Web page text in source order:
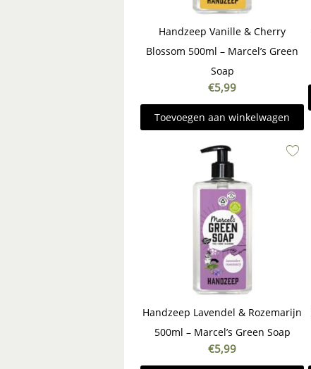
Handzeep Vanille & Cherry
Blossom 500ml – Marcel’s Green
Soap
€5,99
Toevoegen aan winkelwagen
Handzeep Lavendel & Rozemarijn
500ml – Marcel’s Green Soap
€5,99